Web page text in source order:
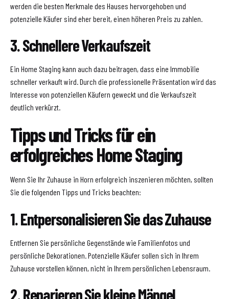
werden die besten Merkmale des Hauses hervorgehoben und
potenzielle Käufer sind eher bereit, einen höheren Preis zu zahlen.
3. Schnellere Verkaufszeit
Ein Home Staging kann auch dazu beitragen, dass eine Immobilie
schneller verkauft wird. Durch die professionelle Präsentation wird das
Interesse von potenziellen Käufern geweckt und die Verkaufszeit
deutlich verkürzt.
Tipps und Tricks für ein
erfolgreiches Home Staging
Wenn Sie Ihr Zuhause in Horn erfolgreich inszenieren möchten, sollten
Sie die folgenden Tipps und Tricks beachten:
1. Entpersonalisieren Sie das Zuhause
Entfernen Sie persönliche Gegenstände wie Familienfotos und
persönliche Dekorationen. Potenzielle Käufer sollen sich in Ihrem
Zuhause vorstellen können, nicht in Ihrem persönlichen Lebensraum.
2. Reparieren Sie kleine Mängel